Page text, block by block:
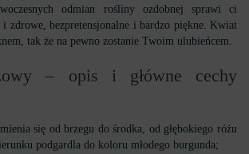
odmian rośliny ozdobnej sprawi ci
i zdrowe, bezpretensjonalne i bardzo piękne. Kwiat
tak że na pewno zostanie Twoim ulubieńcem.
– opis i główne cechy
się od brzegu do środka, od głębokiego różu
podgardla do koloru młodego burgunda;